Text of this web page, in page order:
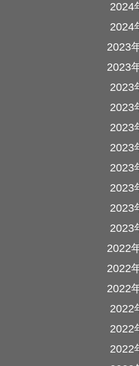
2024
2024
2023
2023
2023
2023
2023
2023
2023
2023
2023
2023
2022
2022
2022
2022
2022
2022